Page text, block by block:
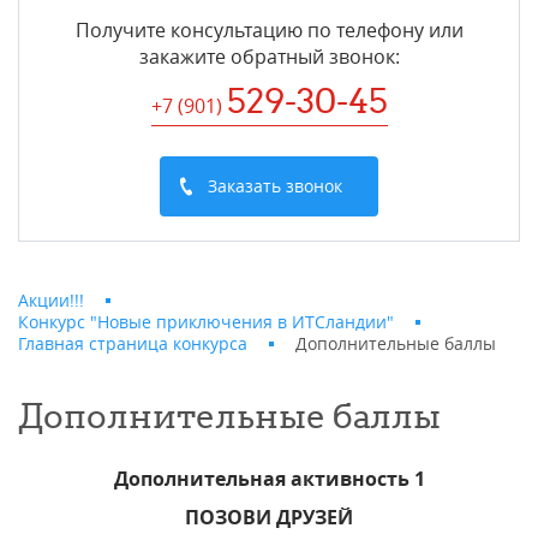
Получите консультацию по телефону или
закажите обратный звонок:
+7 (901) 529-30-45
Заказать звонок
Акции!!!
Конкурс "Новые приключения в ИТСландии"
Главная страница конкурса
Дополнительные баллы
Дополнительные баллы
Дополнительная активность 1
ПОЗОВИ ДРУЗЕЙ